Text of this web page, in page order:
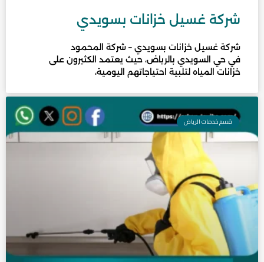
شركة غسيل خزانات بسويدي
شركة غسيل خزانات بسويدي – شركة المحمود
في حي السويدي بالرياض، حيث يعتمد الكثيرون على
خزانات المياه لتلبية احتياجاتهم اليومية،
قسم خدمات الرياض